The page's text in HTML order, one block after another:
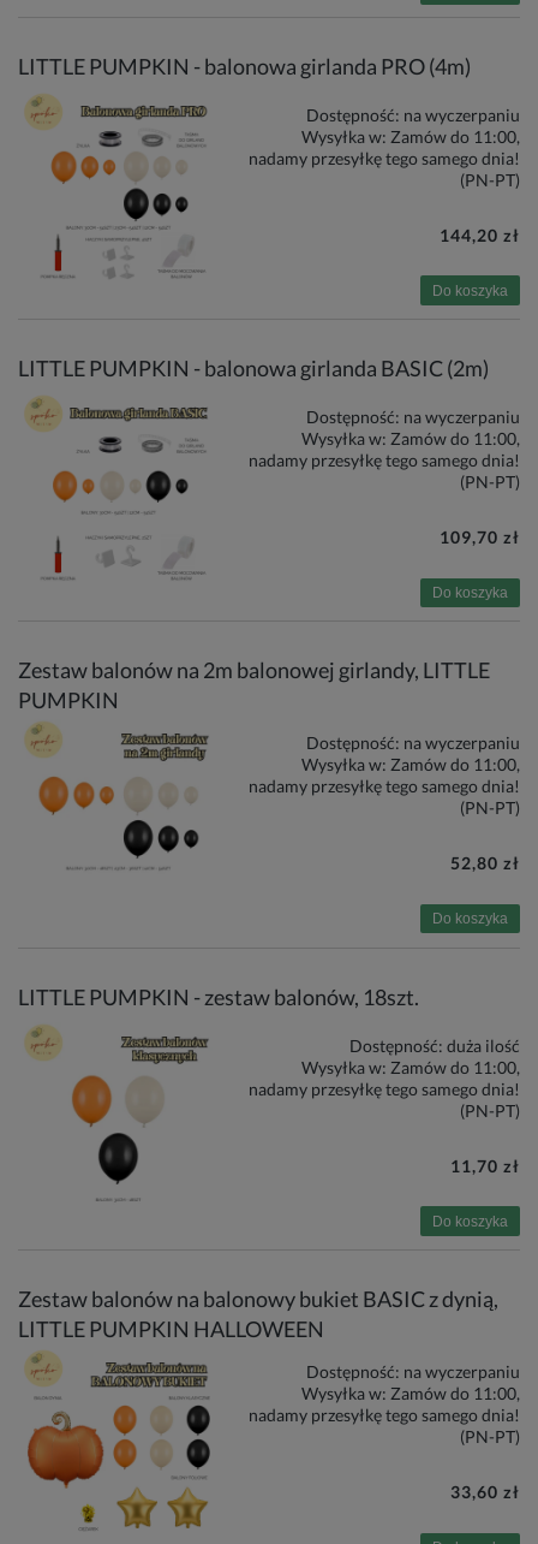
LITTLE PUMPKIN - balonowa girlanda PRO (4m)
Dostępność: na wyczerpaniu
Wysyłka w: Zamów do 11:00,
nadamy przesyłkę tego samego dnia!
(PN-PT)
144,20 zł
Do koszyka
LITTLE PUMPKIN - balonowa girlanda BASIC (2m)
Dostępność: na wyczerpaniu
Wysyłka w: Zamów do 11:00,
nadamy przesyłkę tego samego dnia!
(PN-PT)
109,70 zł
Do koszyka
Zestaw balonów na 2m balonowej girlandy, LITTLE
PUMPKIN
Dostępność: na wyczerpaniu
Wysyłka w: Zamów do 11:00,
nadamy przesyłkę tego samego dnia!
(PN-PT)
52,80 zł
Do koszyka
LITTLE PUMPKIN - zestaw balonów, 18szt.
Dostępność: duża ilość
Wysyłka w: Zamów do 11:00,
nadamy przesyłkę tego samego dnia!
(PN-PT)
11,70 zł
Do koszyka
Zestaw balonów na balonowy bukiet BASIC z dynią,
LITTLE PUMPKIN HALLOWEEN
Dostępność: na wyczerpaniu
Wysyłka w: Zamów do 11:00,
nadamy przesyłkę tego samego dnia!
(PN-PT)
33,60 zł